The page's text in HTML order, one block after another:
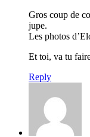
Gros coup de
jupe.
Les photos
Et toi, va tu
Reply